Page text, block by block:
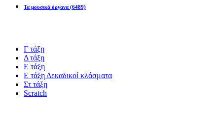
Τα μουσικά όργανα (6489)
Γ τάξη
Δ τάξη
Ε τάξη
Ε τάξη Δεκαδικοί κλάσματα
Στ τάξη
Scratch